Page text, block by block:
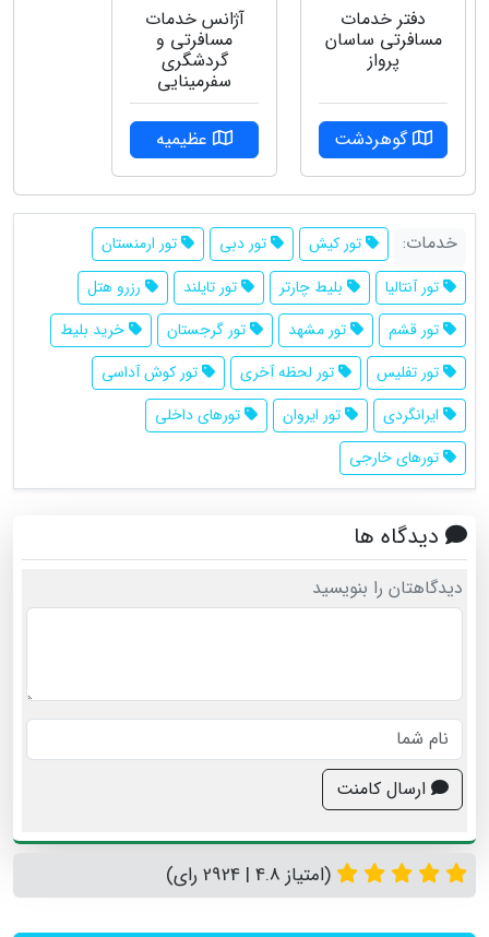
دفتر خدمات
مسافرتی ساسان
پرواز
گوهردشت
آژانس خدمات
مسافرتی و
گردشگری
سفرمینایی
عظیمیه
خدمات: تور کیش تور دبی
تور ارمنستان
تور آنتالیا
بلیط چارتر تور تایلند
رزرو هتل
تور قشم
تور مشهد تور گرجستان
خرید بلیط
تور تفلیس
تور لحظه آخری
تور کوش آداسی
ایرانگردی
تور ایروان
تورهای داخلی
تورهای خارجی
دیدگاه ها
دیدگاهتان را بنویسید
ارسال کامنت
(امتیاز 4.8 | 2924 رای)